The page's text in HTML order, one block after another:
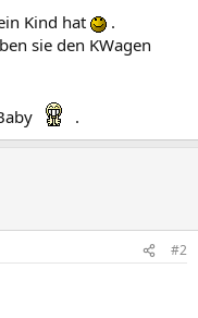
Kind hat
.
sie den KWagen
.
#2